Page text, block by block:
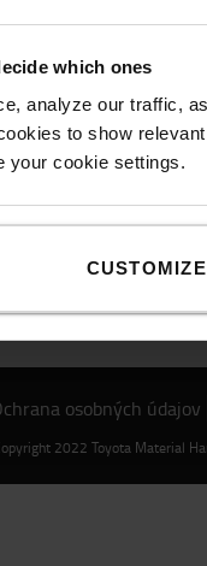
which ones
analyze our traffic,
to show
your cookie settings.
CUSTOMIZE
(TPS)
osobných údajov
2022 Toyota Material